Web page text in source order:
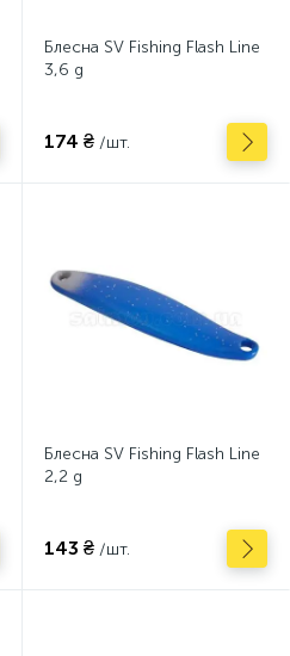
Блесна SV Fishing Flash Line
3,6 g
174 ₴ /шт.
Блесна SV Fishing Flash Line
2,2 g
143 ₴ /шт.